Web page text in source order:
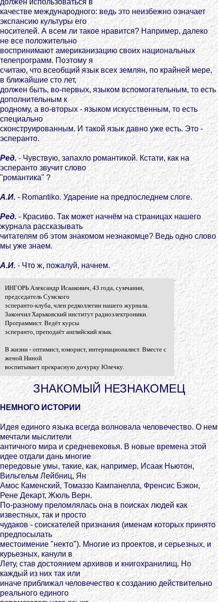
должен использоваться в
качестве международного: ведь это неизбежно означает
экспансию культуры его
носителей. А всем ли такое нравится? Например, далеко
нe все положительно
воспринимают американизацию своих национальных
телепрограмм. Поэтому я
считаю, что всеобщий язык всех землян, по крайней мере,
в ближайшие сто лет,
должен быть, во-первых, языком вспомогательным, то есть
дополнительным к
родному, а во-вторых - языком искусственным, то есть
специально
сконструированным. И такой язык давно уже есть. Это -
эсперанто.
Ред. - Чувствую, запахло романтикой. Кстати, как на
эсперанто звучит слово
"романтика" ?
А.И.- Romantiko. Ударение на предпоследнем слоге.
Ред.- Красиво. Так может начнём на страницах нашего
журнала рассказывать
читателям об этом знакомом незнакомце? Ведь одно слово
мы уже знаем.
А.И.- Что ж, пожалуй, начнем.
ИНГОРЬ Александр Исаакович, 43 года, сумчанин,
председатель Сумского
эсперанто-клуба, член редколлегии нашего журнала.
Закончил Харьковский институт радиоэлектроники.
Программист. Ведёт курсы
эсперанто, преподаёт английский язык.
В жизни - оптимист, юморист, интернационалист. Вместе с
женой Ниной
воспитывает прекрасную дочурку Юлечку.
ЗНАКОМЫЙ НЕЗНАКОМЕЦ
НЕМНОГО ИСТОРИИ
Идея единого языка всегда волновала человечество. О нем
мечтали мыслители
античного мира и средневековья. В новые времена этой
идее отдали дань многие
передовые умы, такие, как, например, Исаак Ньютон,
Вильгельм Лейбниц, Ян
Амос Каменский, Томаззо Кампанелла, Френсис Бэкон,
Рене Декарт, Жюль Верн.
По-разному преломлялась она в поисках людей как
известных, так и просто
чудаков - соискателей признания (именам которых принято
предпосылать
местоимение "некто"). Многие из проектов, и серьезных, и
курьезных, канули в
Лету, став достоянием архивов и книгохранилищ. Но
каждый из них так или
иначе приближал человечество к созданию действительно
реального единого